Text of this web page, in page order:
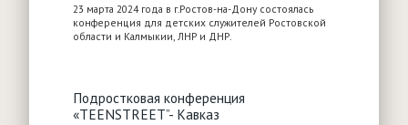
23 марта 2024 года в г.Ростов-на-Дону состоялась
конференция для детских служителей Ростовской
области и Калмыкии, ЛНР и ДНР.
Подростковая конференция
«TEENSTREET”- Кавказ